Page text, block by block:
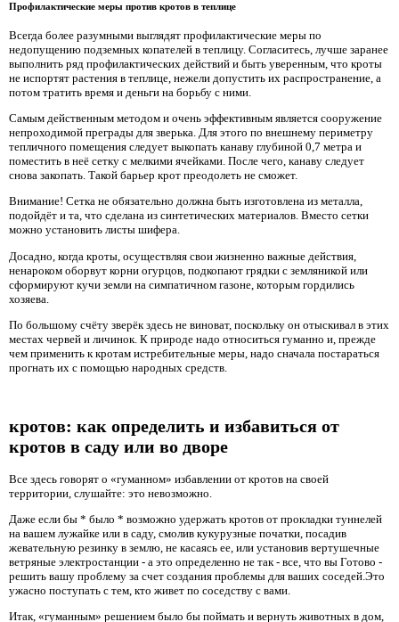
Профилактические меры против кротов в теплице
Всегда более разумными выглядят профилактические меры по
недопущению подземных копателей в теплицу. Согласитесь, лучше заранее
выполнить ряд профилактических действий и быть уверенным, что кроты
не испортят растения в теплице, нежели допустить их распространение, а
потом тратить время и деньги на борьбу с ними.
Самым действенным методом и очень эффективным является сооружение
непроходимой преграды для зверька. Для этого по внешнему периметру
тепличного помещения следует выкопать канаву глубиной 0,7 метра и
поместить в неё сетку с мелкими ячейками. После чего, канаву следует
снова закопать. Такой барьер крот преодолеть не сможет.
Внимание! Сетка не обязательно должна быть изготовлена из металла,
подойдёт и та, что сделана из синтетических материалов. Вместо сетки
можно установить листы шифера.
Досадно, когда кроты, осуществляя свои жизненно важные действия,
ненароком оборвут корни огурцов, подкопают грядки с земляникой или
сформируют кучи земли на симпатичном газоне, которым гордились
хозяева.
По большому счёту зверёк здесь не виноват, поскольку он отыскивал в этих
местах червей и личинок. К природе надо относиться гуманно и, прежде
чем применить к кротам истребительные меры, надо сначала постараться
прогнать их с помощью народных средств.
кротов: как определить и избавиться от
кротов в саду или во дворе
Все здесь говорят о «гуманном» избавлении от кротов на своей
территории, слушайте: это невозможно.
Даже если бы * было * возможно удержать кротов от прокладки туннелей
на вашем лужайке или в саду, смолив кукурузные початки, посадив
жевательную резинку в землю, не касаясь ее, или установив вертушечные
ветряные электростанции - а это определенно не так - все, что вы Готово -
решить вашу проблему за счет создания проблемы для ваших соседей.Это
ужасно поступать с тем, кто живет по соседству с вами.
Итак, «гуманным» решением было бы поймать и вернуть животных в дом,